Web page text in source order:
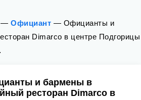
— Официант — Официанты и
Dimarco в центре Подгорицы
и бармены в
ресторан Dimarco в